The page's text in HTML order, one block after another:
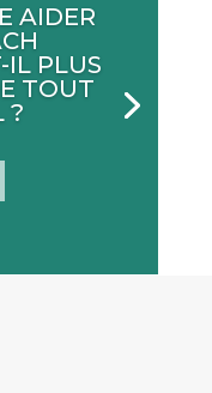
AIDER
IL PLUS
TOUT
?